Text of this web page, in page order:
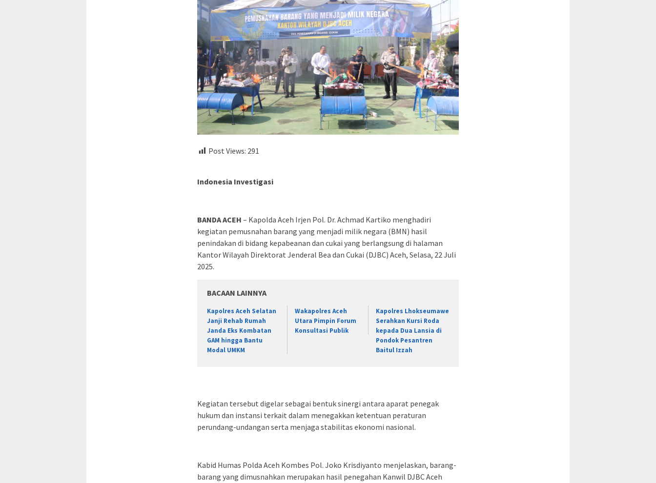
Post Views: 291
Indonesia Investigasi
BANDA ACEH – Kapolda Aceh Irjen Pol. Dr. Achmad Kartiko menghadiri
kegiatan pemusnahan barang yang menjadi milik negara (BMN) hasil
penindakan di bidang kepabeanan dan cukai yang berlangsung di halaman
Kantor Wilayah Direktorat Jenderal Bea dan Cukai (DJBC) Aceh, Selasa, 22 Juli
2025.
BACAAN LAINNYA
Kapolres Aceh Selatan
Janji Rehab Rumah
Janda Eks Kombatan
GAM hingga Bantu
Modal UMKM
Wakapolres Aceh
Utara Pimpin Forum
Konsultasi Publik
Kapolres Lhokseumawe
Serahkan Kursi Roda
kepada Dua Lansia di
Pondok Pesantren
Baitul Izzah
Kegiatan tersebut digelar sebagai bentuk sinergi antara aparat penegak
hukum dan instansi terkait dalam menegakkan ketentuan peraturan
perundang-undangan serta menjaga stabilitas ekonomi nasional.
Kabid Humas Polda Aceh Kombes Pol. Joko Krisdiyanto menjelaskan, barang-
barang yang dimusnahkan merupakan hasil penegahan Kanwil DJBC Aceh